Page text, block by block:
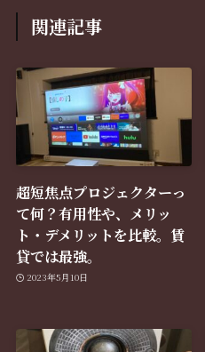
関連記事
超短焦点プロジェクターっ
て何？有用性や、メリッ
ト・デメリットを比較。賃
貸では最強。
2023年5月10日